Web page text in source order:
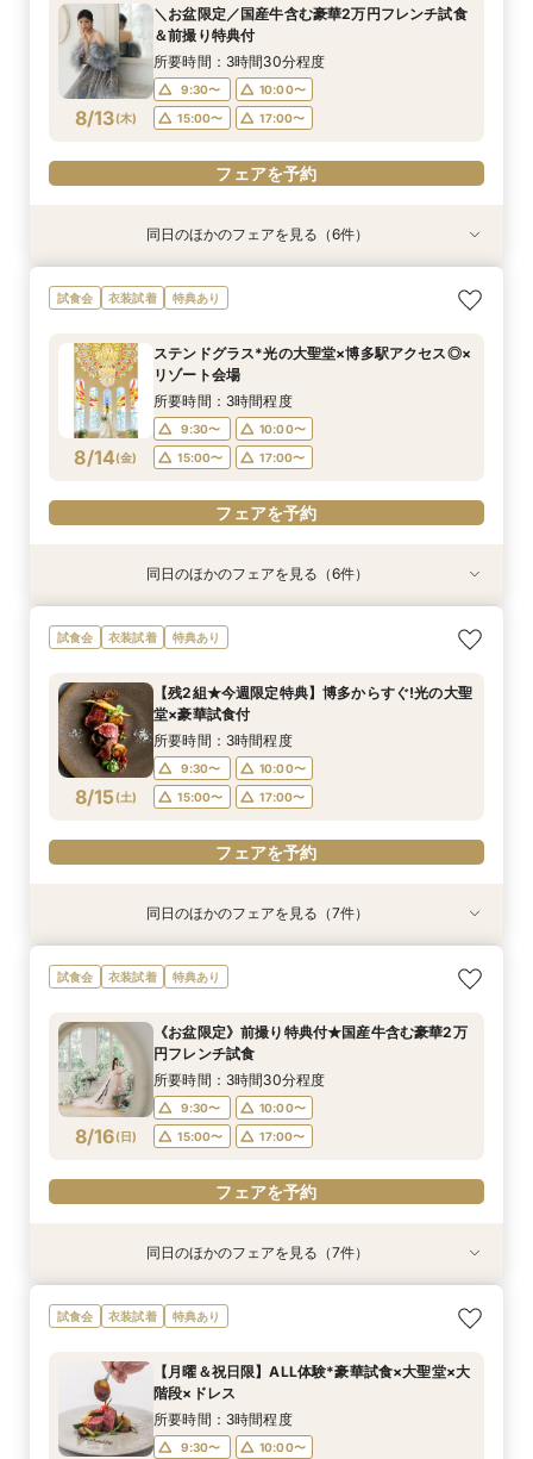
8/12(水)
10:00〜
フェアを予約
8/12(水)
10:00〜
17:00〜
フェアを予約
8/12(水)
9:30〜
15:00〜
17:00〜
フェアを予約
8/12(水)
9:30〜
15:00〜
17:00〜
フェアを予約
8/12(水)
9:30〜
15:00〜
17:00〜
フェアを予約
8/12(水)
9:30〜
15:00〜
17:00〜
フェアを予約
8/13(木)
＼お盆限定／国産牛含む豪華2万円フレンチ試食
＆前撮り特典付
所要時間：3時間30分程度
9:30〜
10:00〜
15:00〜
17:00〜
フェアを予約
特典あり
8/13 (木)
【自宅で式場見学★】在宅&スマホでOK！オン
ライン相談会♪
10:00〜
フェアを予約
特典あり
8/13 (木)
【迷っている方も大歓迎】最短90分×見積もり相
談×次回試食付
10:00〜
17:00〜
フェアを予約
衣装試着 特典あり
8/13 (木)
＼前々日〜当日予約◎／フレンチ試食＆直前予約
限定前撮り特典付
9:30〜
15:00〜
17:00〜
フェアを予約
特典あり
8/13 (木)
【フォト婚】貸切邸宅で残す大切な一日！期間限
定特典付相談会
9:30〜
15:00〜
17:00〜
フェアを予約
衣装試着 特典あり
8/13 (木)
今月限定【130万優待★ドレス試着】光の大聖堂
×特製スイーツ
9:30〜
15:00〜
17:00〜
フェアを予約
衣装試着 特典あり
8/13 (木)
【会場評価4.75】好立地★非日常貸切リゾート
でおもてなしW
9:30〜
15:00〜
17:00〜
フェアを予約
同日のほかのフェアを見る（6件）
試食会 衣装試着 特典あり
8/14(金)
ステンドグラス*光の大聖堂×博多駅アクセス◎×
リゾート会場
所要時間：3時間程度
9:30〜
10:00〜
15:00〜
17:00〜
フェアを予約
特典あり
8/14(金)
【自宅で式場見学★】在宅&スマホでOK！オン
ライン相談会♪
10:00〜
フェアを予約
特典あり
8/14(金)
【迷っている方も大歓迎】最短90分×見積もり相
談×次回試食付
10:00〜
17:00〜
フェアを予約
衣装試着 特典あり
8/14(金)
＼前々日〜当日予約◎／フレンチ試食＆直前予約
限定前撮り特典付
9:30〜
15:00〜
17:00〜
フェアを予約
特典あり
8/14(金)
【フォト婚】貸切邸宅で残す大切な一日！期間限
定特典付相談会
9:30〜
15:00〜
17:00〜
フェアを予約
衣装試着 特典あり
8/14(金)
今月限定【130万優待★ドレス試着】光の大聖堂
×特製スイーツ
9:30〜
15:00〜
17:00〜
フェアを予約
衣装試着 特典あり
8/14(金)
《お盆限定》前撮り特典付★国産牛含む豪華2万
円フレンチ試食
9:30〜
15:00〜
17:00〜
フェアを予約
同日のほかのフェアを見る（6件）
試食会 衣装試着 特典あり
8/15(土)
【残2組★今週限定特典】博多からすぐ!光の大聖
堂×豪華試食付
所要時間：3時間程度
9:30〜
10:00〜
15:00〜
17:00〜
フェアを予約
衣装試着 特典あり
8/15(土)
【フリードリンク特典付】試食×最大130万円優
待×リゾート
9:30〜
15:00〜
17:00〜
フェアを予約
特典あり
8/15(土)
【自宅で式場見学★】在宅&スマホでOK！オン
ライン相談会♪
10:00〜
フェアを予約
特典あり
8/15(土)
【迷っている方も大歓迎】最短90分×見積もり相
談×次回試食付
10:00〜
17:00〜
フェアを予約
衣装試着 特典あり
8/15(土)
＼前々日〜当日予約◎／フレンチ試食＆直前予約
限定前撮り特典付
9:30〜
15:00〜
17:00〜
フェアを予約
特典あり
8/15(土)
【フォト婚】貸切邸宅で残す大切な一日！期間限
定特典付相談会
9:30〜
15:00〜
17:00〜
フェアを予約
衣装試着 特典あり
8/15(土)
今月限定【130万優待★ドレス試着】光の大聖堂
×特製スイーツ
9:30〜
15:00〜
17:00〜
フェアを予約
衣装試着 特典あり
8/15(土)
＼お盆限定／国産牛含む豪華2万円フレンチ試食
＆前撮り特典付
9:30〜
15:00〜
17:00〜
フェアを予約
同日のほかのフェアを見る（7件）
試食会 衣装試着 特典あり
8/16(日)
《お盆限定》前撮り特典付★国産牛含む豪華2万
円フレンチ試食
所要時間：3時間30分程度
9:30〜
10:00〜
15:00〜
17:00〜
フェアを予約
衣装試着 特典あり
8/16(日
日曜限定開催【130万特典】豪華2万円試食
×3000坪の貸切邸宅
9:30〜
15:00〜
17:00〜
特典あり
8/16(日
【自宅で式場見学★】在宅&スマホでOK！オン
ライン相談会♪
10:00〜
特典あり
8/16(日
【迷っている方も大歓迎】最短90分×見積もり相
談×次回試食付
10:00〜
17:00〜
衣装試着 特典あり
8/16(日
＼前々日〜当日予約◎／フレンチ試食＆直前予約
限定前撮り特典付
9:30〜
15:00〜
17:00〜
衣装試着 特典あり
8/16(日
【120名広々】大人数ゲスト◎好立地の貸切リ
ゾートウエディング
9:30〜
15:00〜
17:00〜
特典あり
8/16(日
【フォト婚】貸切邸宅で残す大切な一日！期間限
定特典付相談会
9:30〜
15:00〜
17:00〜
衣装試着 特典あり
8/16(日
今月限定【130万優待★ドレス試着】光の大聖堂
×特製スイーツ
9:30〜
15:00〜
17:00〜
同日のほかのフェアを見る（7件）
試食会 衣装試着 特典あり
【月曜＆祝日限】ALL体験*豪華試食×大聖堂×大
階段×ドレス
所要時間：3時間程度
9:30〜
10:00〜